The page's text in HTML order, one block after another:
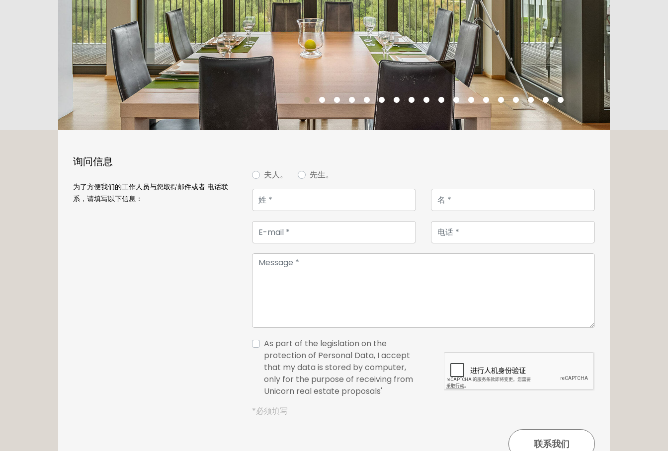
Un garage fermé avec deux places de parking viennent parfaire
ce bien.
Plus qu'un appartement, ce penthouse est une véritable
invitation à vivre l'exception, entre sérénité résidentielle et
dynamisme urbain, au cœur de Belval.
Pour plus d'informations ou pour effectuer une visite, n'hésitez
pas à contacter notre agence au +352 26 54 17 17
Cette annonce est également disponible sur le portail immobilier
询问信息
为了方便我们的工作人员与您取得邮件或者 电话联
系，请填写以下信息：
夫人。 先生。
As part of the legislation on the
protection of Personal Data, I accept
that my data is stored by computer,
only for the purpose of receiving from
Unicorn real estate proposals'
*必须填写